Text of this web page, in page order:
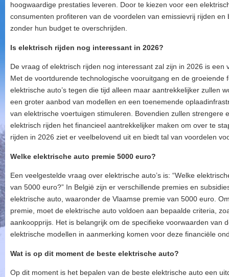
hoogwaardige prestaties leveren. Door te kiezen voor een
consumenten profiteren van de voordelen van emissievrij rijden
zonder hun budget te overschrijden.
Is elektrisch rijden nog interessant in 2026?
De vraag of elektrisch rijden nog interessant zal zijn in 2026 is
Met de voortdurende technologische vooruitgang en de groeiende
elektrische auto’s tegen die tijd alleen maar aantrekkelijker zullen
een groter aanbod van modellen en een toenemende
van elektrische voertuigen stimuleren. Bovendien zullen strengere
elektrisch rijden het financieel aantrekkelijker maken om over te
rijden in 2026 ziet er veelbelovend uit en biedt tal van voordelen
Welke elektrische auto premie 5000 euro?
Een veelgestelde vraag over elektrische auto’s is: “Welke
van 5000 euro?” In België zijn er verschillende premies en
elektrische auto, waaronder de Vlaamse premie van 5000 euro.
premie, moet de elektrische auto voldoen aan bepaalde criteria,
aankoopprijs. Het is belangrijk om de specifieke voorwaarden van
elektrische modellen in aanmerking komen voor deze financiële
Wat is op dit moment de beste elektrische auto?
Op dit moment is het bepalen van de beste elektrische auto een